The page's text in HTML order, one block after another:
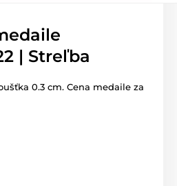
| Streľba
0.3 cm. Cena medaile za